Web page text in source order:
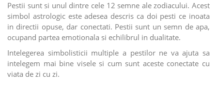
Pestii sunt si unul dintre cele 12 semne ale zodiacului. Acest
simbol astrologic este adesea descris ca doi pesti ce inoata
in directii opuse, dar conectati. Pestii sunt un semn de apa,
ocupand partea emotionala si echilibrul in dualitate.
Intelegerea simbolisticii multiple a pestilor ne va ajuta sa
intelegem mai bine visele si cum sunt aceste conectate cu
viata de zi cu zi.